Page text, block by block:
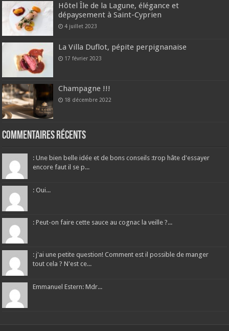
Hôtel Île de la Lagune, élégance et
dépaysement à Saint-Cyprien
4 juillet 2023
La Villa Duflot, pépite perpignanaise
17 février 2023
Champagne !!!
18 décembre 2022
Commentaires récents
: Une bien belle idée et de bons conseils :trop hâte d'essayer
encore faut il se p...
: Oui...
: Peut-on faire cette sauce au cognac la veille ?...
: j'ai une petite question! Comment est il possible de manger
tout cela ? N'est ce...
Emmanuel Estern: Mdr...